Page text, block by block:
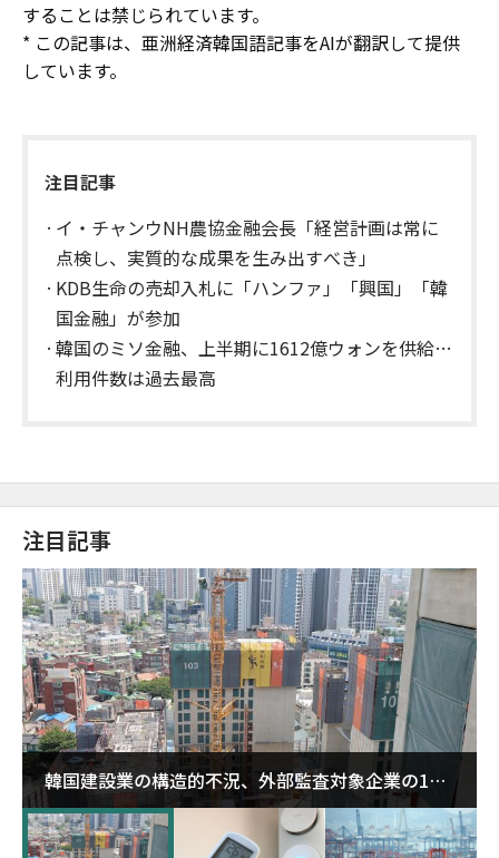
することは禁じられています。
* この記事は、亜洲経済韓国語記事をAIが翻訳して提供
しています。
注目記事
イ・チャンウNH農協金融会長「経営計画は常に
点検し、実質的な成果を生み出すべき」
KDB生命の売却入札に「ハンファ」「興国」「韓
国金融」が参加
韓国のミソ金融、上半期に1612億ウォンを供給…
利用件数は過去最高
注目記事
韓国建設業の構造的不況、外部監査対象企業の1割
超が「ゾンビ企業」に…5年で2.8倍増